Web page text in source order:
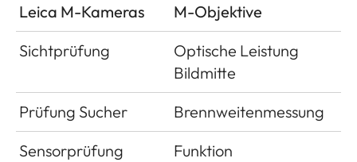
Leica M-Kameras
M-Objektive
Sichtprüfung
Optische Leistung
Bildmitte
Prüfung Sucher
Brennweitenmessung
Sensorprüfung
Funktion